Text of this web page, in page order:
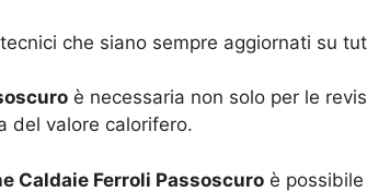
che siano sempre aggiornati su
è necessaria non solo per le
del valore calorifero.
Caldaie Ferroli Passoscuro è